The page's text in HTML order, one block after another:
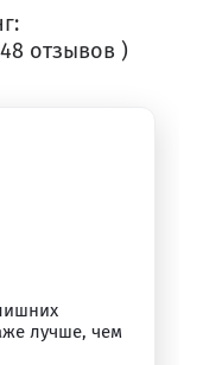
отзывов )
лучше, чем